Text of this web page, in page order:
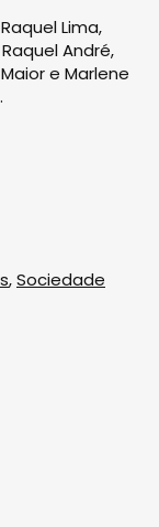
Lima,
André,
e Marlene
,Sociedade